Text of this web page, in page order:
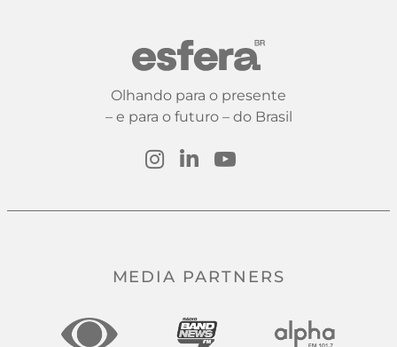
Olhando para o presente
– e para o futuro – do Brasil
MEDIA PARTNERS